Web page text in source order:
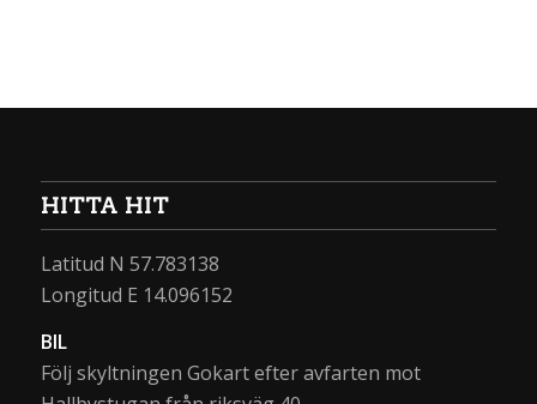
HITTA HIT
Latitud N 57.783138
Longitud E 14.096152
BIL
Följ skyltningen Gokart efter avfarten mot